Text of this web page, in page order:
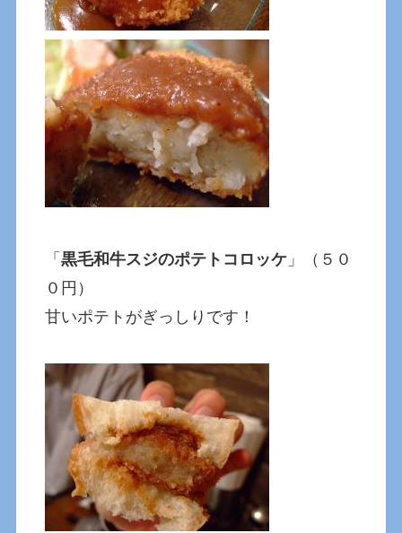
「黒毛和牛スジのポテトコロッケ 」（５０
０円）
甘いポテトがぎっしりです！